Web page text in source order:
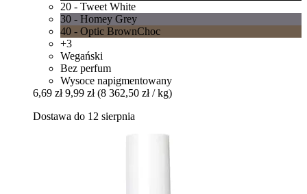
20 - Tweet White
30 - Homey Grey
40 - Optic BrownChoc
+3
Wegański
Bez perfum
Wysoce napigmentowany
6,69 zł 9,99 zł (8 362,50 zł / kg)
Dostawa do 12 sierpnia